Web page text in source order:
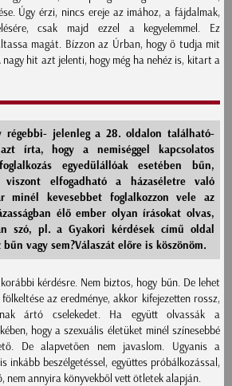
Úgy érzi, nincs ereje az imához, a fájdalmak,
csak majd ezzel a kegyelemmel. Ez
magát. Bízzon az Úrban, hogy ő tudja mit
hit azt jelenti, hogy még ha nehéz is, kitart a
régebbi- jelenleg a 28. oldalon található-
írta, hogy a nemiséggel kapcsolatos
egyedülállóak esetében bűn,
viszont elfogadható a házaséletre való
minél kevesebbet foglalkozzon vele az
élő ember olyan írásokat olvas,
szó, pl. a Gyakori kérdések című oldal
vagy sem?Válaszát előre is köszönöm.
kérdésre. Nem biztos, hogy bűn. De lehet
az eredménye, akkor kifejezetten rossz,
ártó cselekedet. Ha együtt olvassák a
hogy a szexuális életüket minél színesebbé
De alapvetően nem javaslom. Ugyanis a
inkább beszélgetéssel, együttes próbálkozással,
nem annyira könyvekből vett ötletek alapján.